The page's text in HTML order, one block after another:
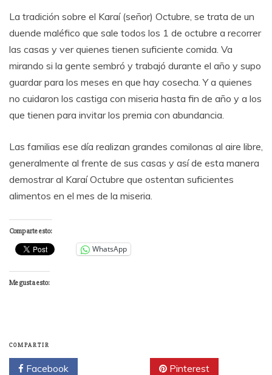
La tradición sobre el Karaí (señor) Octubre, se trata de un
duende maléfico que sale todos los 1 de octubre a recorrer
las casas y ver quienes tienen suficiente comida. Va
mirando si la gente sembró y trabajó durante el año y supo
guardar para los meses en que hay cosecha. Y a quienes
no cuidaron los castiga con miseria hasta fin de año y a los
que tienen para invitar los premia con abundancia.
Las familias ese día realizan grandes comilonas al aire libre,
generalmente al frente de sus casas y así de esta manera
demostrar al Karaí Octubre que ostentan suficientes
alimentos en el mes de la miseria.
Comparte esto:
WhatsApp
Me gusta esto:
COMPARTIR
Facebook Pinterest